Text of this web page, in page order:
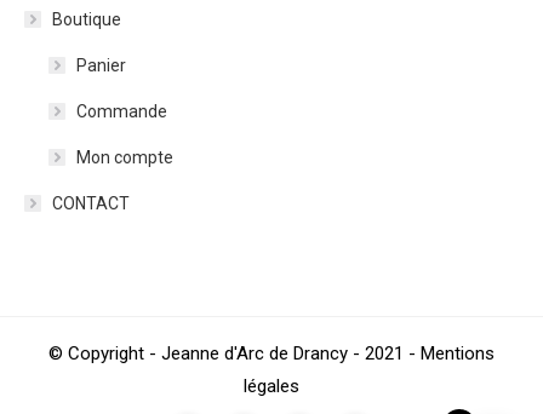
Boutique
Panier
Commande
Mon compte
CONTACT
© Copyright - Jeanne d'Arc de Drancy - 2021 - Mentions
légales